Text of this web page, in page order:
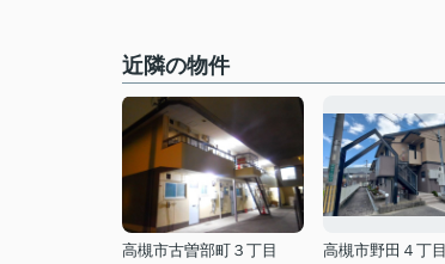
近隣の物件
高槻市古曽部町３丁目 高槻市野田４丁目